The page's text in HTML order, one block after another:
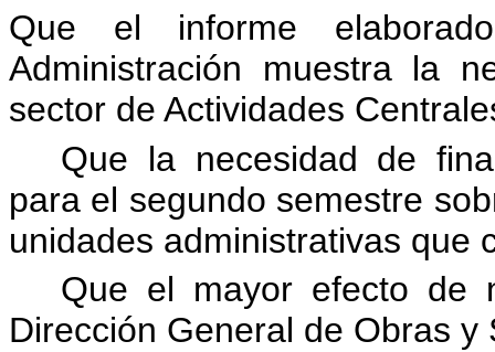
Que el informe
Administración muestra la
sector de Actividades
Que la necesidad de
para el segundo semestre
unidades administrativas que
Que el mayor efecto de
Dirección General de Obras y